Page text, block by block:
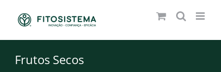
Frutos Secos